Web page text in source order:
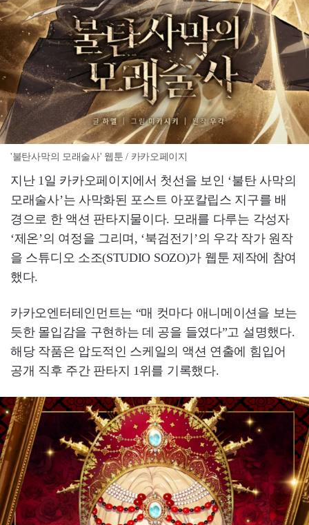
'불탄사막의 모래술사' 웹툰 / 카카오페이지
지난 1일 카카오페이지에서 첫선을 보인 ‘불탄 사막의
모래술사’는 사막화된 포스트 아포칼립스 지구를 배
경으로 한 액션 판타지물이다. 모래를 다루는 각성자
‘제온’의 여정을 그리며, ‘북검전기’의 우각 작가 원작
을 스튜디오 소조(STUDIO SOZO)가 웹툰 제작에 참여
했다.
카카오엔터테인먼트는 “매 컷마다 애니메이션을 보는
듯한 몰입감을 구현하는 데 공을 들였다”고 설명했다.
해당 작품은 압도적인 스케일의 액션 연출에 힘입어
공개 직후 주간 판타지 1위를 기록했다.